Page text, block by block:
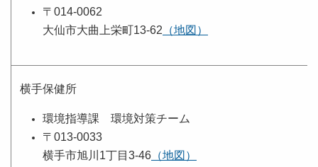
〒014-0062
大仙市大曲上栄町13-62 （地図）
横手保健所
環境指導課 環境対策チーム
〒013-0033
横手市旭川1丁目3-46 （地図）